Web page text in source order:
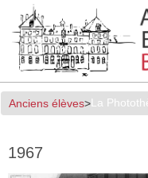
Anciens élèves La
1967